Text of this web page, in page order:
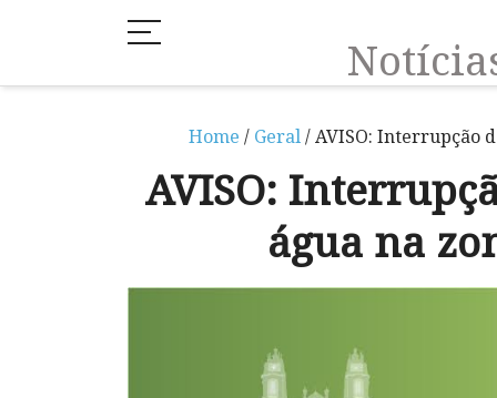
Home / Geral/ AVISO: Interrupção
AVISO:
água na